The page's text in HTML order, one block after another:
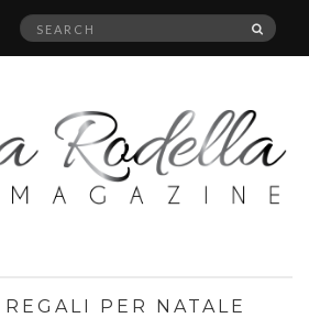
Search
PER NATALE